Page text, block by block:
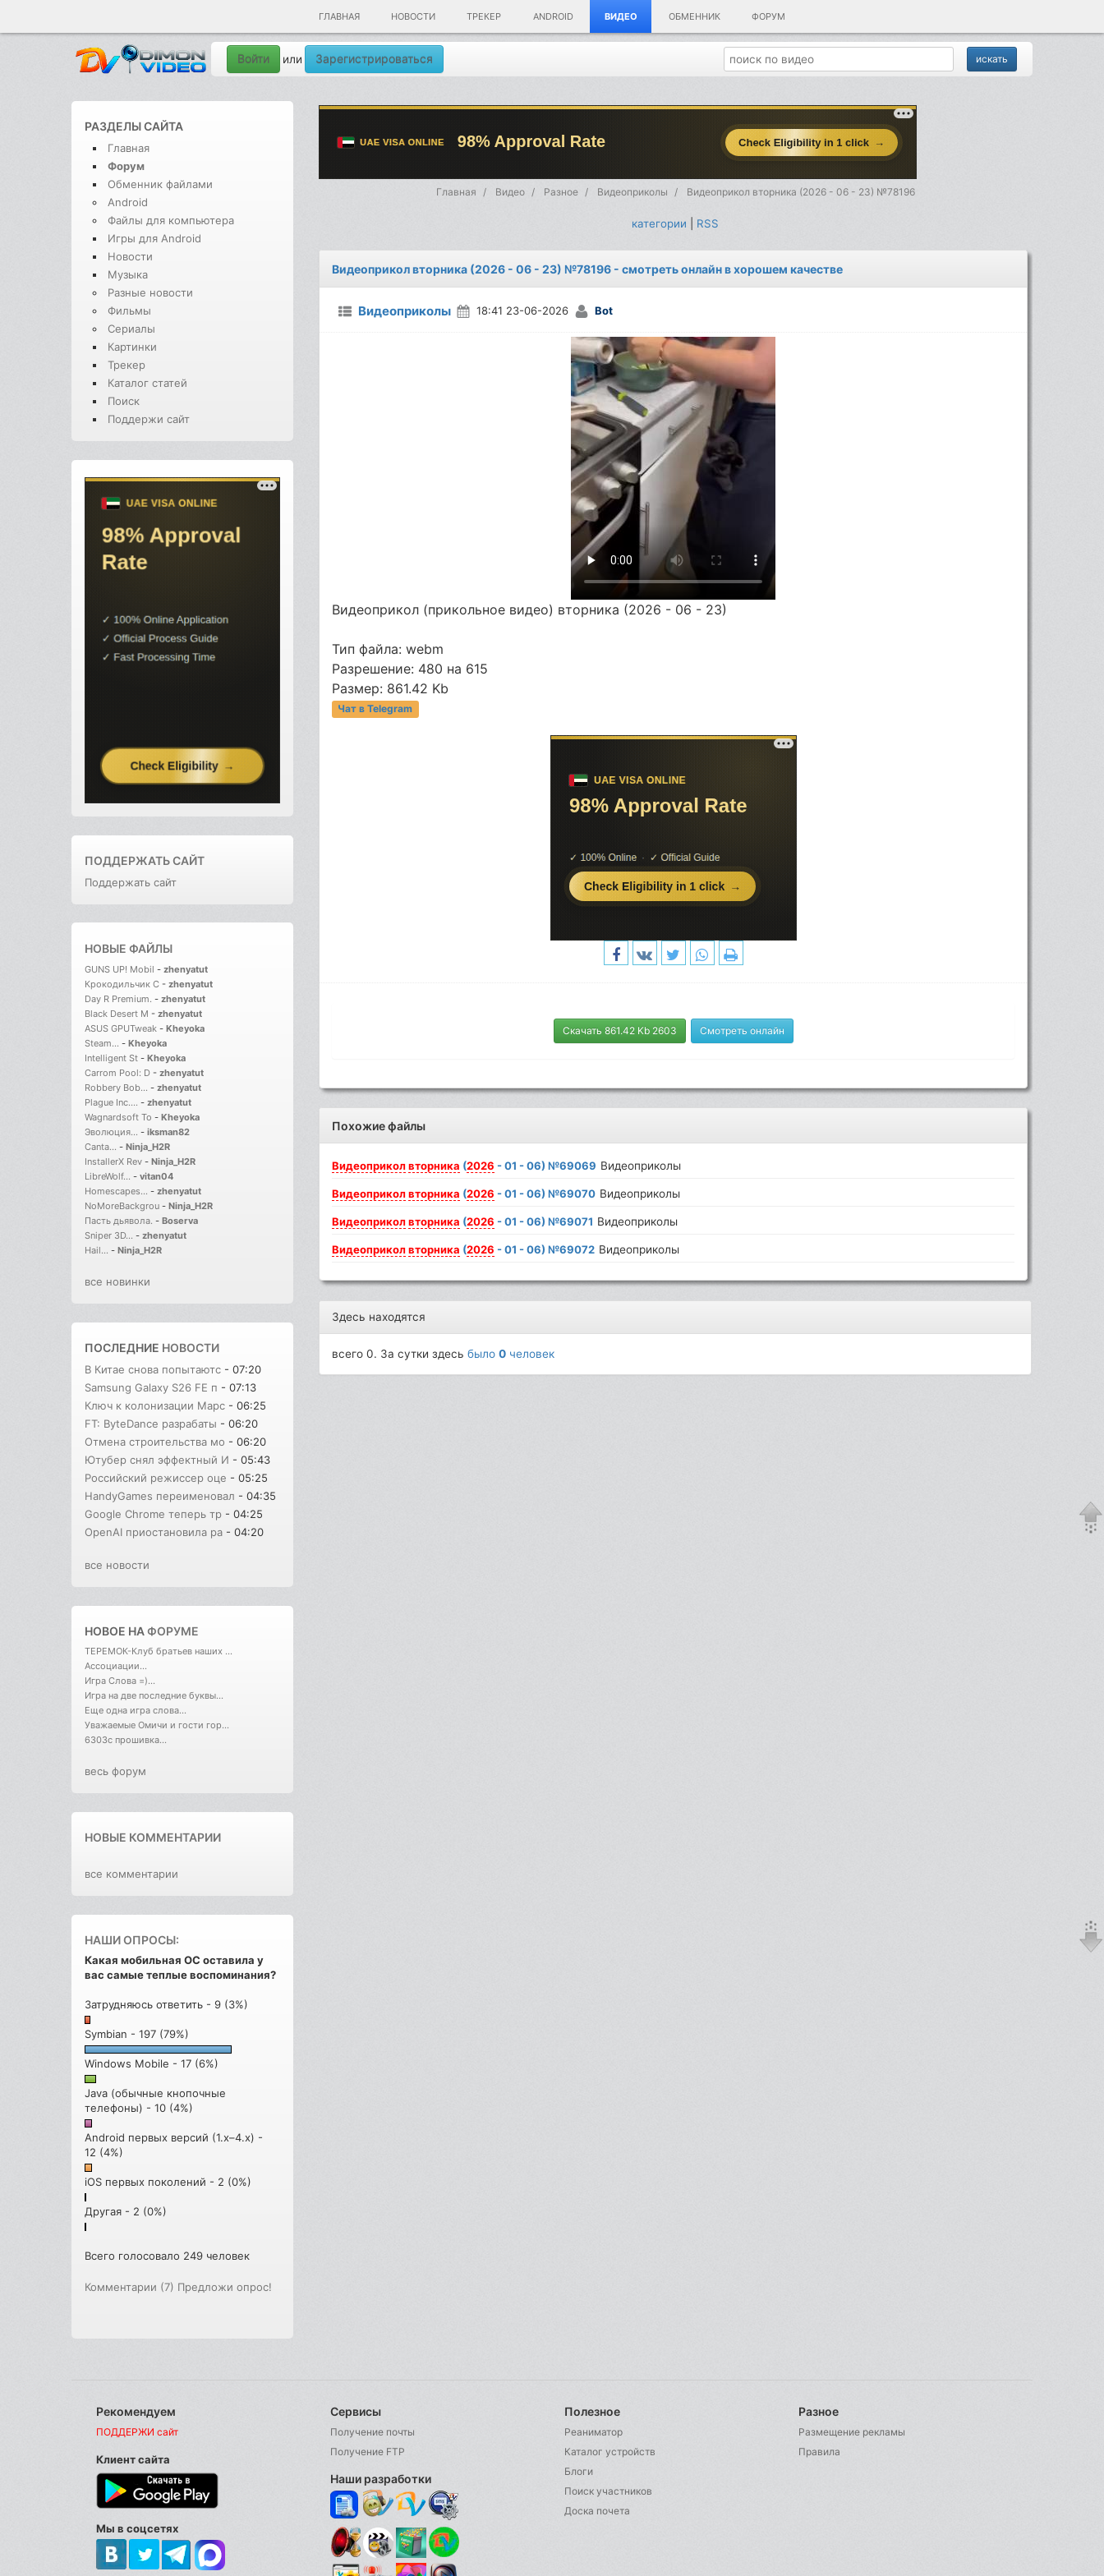
ГЛАВНАЯ НОВОСТИ ТРЕКЕР ANDROID ВИДЕО ОБМЕННИК ФОРУМ
Войти или Зарегистрироваться
РАЗДЕЛЫ САЙТА
Главная
Форум
Обменник файлами
Android
Файлы для компьютера
Игры для Android
Новости
Музыка
Разные новости
Фильмы
Сериалы
Картинки
Трекер
Каталог статей
Поиск
Поддержи сайт
ПОДДЕРЖАТЬ САЙТ
Поддержать сайт
НОВЫЕ ФАЙЛЫ
GUNS UP! Mobil - zhenyatut
Крокодильчик С - zhenyatut
Day R Premium. - zhenyatut
Black Desert M - zhenyatut
ASUS GPUTweak - Kheyoka
Steam... - Kheyoka
Intelligent St - Kheyoka
Carrom Pool: D - zhenyatut
Robbery Bob... - zhenyatut
Plague Inc.... - zhenyatut
Wagnardsoft To - Kheyoka
Эволюция... - iksman82
Canta... - Ninja_H2R
InstallerX Rev - Ninja_H2R
LibreWolf... - vitan04
Homescapes... - zhenyatut
NoMoreBackgrou - Ninja_H2R
Пасть дьявола. - Boserva
Sniper 3D... - zhenyatut
Hail... - Ninja_H2R
все новинки
ПОСЛЕДНИЕ НОВОСТИ
В Китае снова попытаютс - 07:20
Samsung Galaxy S26 FE п - 07:13
Ключ к колонизации Марс - 06:25
FT: ByteDance разрабаты - 06:20
Отмена строительства мо - 06:20
Ютубер снял эффектный И - 05:43
Российский режиссер оце - 05:25
HandyGames переименовал - 04:35
Google Chrome теперь тр - 04:25
OpenAI приостановила ра - 04:20
все новости
НОВОЕ НАФОРУМЕ
ТЕРЕМОК-Клуб братьев наших ...
Ассоциации...
Игра Слова =)...
Игра на две последние буквы...
Еще одна игра слова...
Уважаемые Омичи и гости гор...
6303с прошивка...
весь форум
НОВЫЕ КОММЕНТАРИИ
все комментарии
НАШИ ОПРОСЫ:
Какая мобильная ОС оставила у
вас самые теплые воспоминания?
Затрудняюсь ответить - 9 (3%)
Symbian - 197 (79%)
Windows Mobile - 17 (6%)
Java (обычные кнопочные
телефоны) - 10 (4%)
Android первых версий (1.x–4.x) -
12 (4%)
iOS первых поколений - 2 (0%)
Другая - 2 (0%)
Всего голосовало 249 человек
Комментарии (7) Предложи опрос!
Главная Видео Разное Видеоприколы Видеоприкол вторника (2026 - 06 - 23) №78196
категории RSS
Видеоприкол вторника (2026 - 06 - 23) №78196 - смотреть онлайн в хорошем качестве
Видеоприколы 18:41 23-06-2026 Bot
Видеоприкол (прикольное видео) вторника (2026 - 06 - 23)
Тип файла: webm
Разрешение: 480 на 615
Размер: 861.42 Kb
Чат в Telegram
Скачать 861.42 Kb 2603 Смотреть онлайн
Похожие файлы
Видеоприколвторника (2026 - 01 - 06) №69069 Видеоприколы
Видеоприколвторника (2026 - 01 - 06) №69070 Видеоприколы
Видеоприколвторника (2026 - 01 - 06) №69071 Видеоприколы
Видеоприколвторника (2026 - 01 - 06) №69072 Видеоприколы
Здесь находятся
всего 0. За сутки здесьбыло0 человек
Рекомендуем
ПОДДЕРЖИ сайт
Клиент сайта
Мы в соцсетях
Сервисы
Получение почты
Получение FTP
Наши разработки
Полезное
Реаниматор
Каталог устройств
Блоги
Поиск участников
Доска почета
Разное
Размещение рекламы
Правила